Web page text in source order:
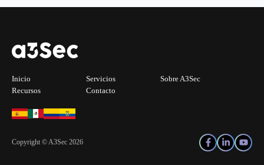
Inicio Servicios
Sobre A3Sec
Recursos
Contacto
Copyright © A3Sec 2026